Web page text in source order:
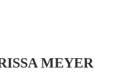
MEYER